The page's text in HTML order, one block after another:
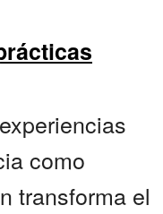
como
transforma el